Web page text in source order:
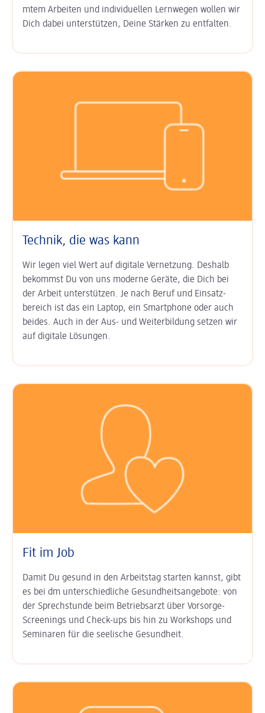
mtem Arbeiten und indi­viduel­len Lern­wegen wollen wir
Dich dabei unter­stützen, Deine Stärken zu entfalten.
Technik, die was kann
Wir legen viel Wert auf digitale Ver­netzung. Deshalb
bekommst Du von uns moderne Geräte, die Dich bei
der Arbeit unter­stützen. Je nach Beruf und Einsatz­
bereich ist das ein Laptop, ein Smart­phone oder auch
beides. Auch in der Aus- und Weiter­bildung setzen wir
auf digitale Lösungen.
Fit im Job
Damit Du gesund in den Arbeits­tag starten kannst, gibt
es bei dm unter­schied­liche Gesundheits­angebote: von
der Sprech­stunde beim Betriebs­arzt über Vor­sorge-
Screenings und Check-ups bis hin zu Work­shops und
Semi­naren für die seelische Gesund­heit.